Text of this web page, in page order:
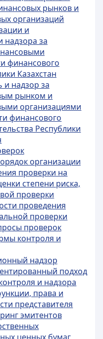
рынков и
организаций
и
надзора за
финансового
Казахстан
и надзор за
рынком и
организациями
финансового
Республики
организации
проверки на
степени риска,
проверки
проведения
проверки
проверок
контроля и
надзор
подход
и надзора
права и
представителя
эмитентов